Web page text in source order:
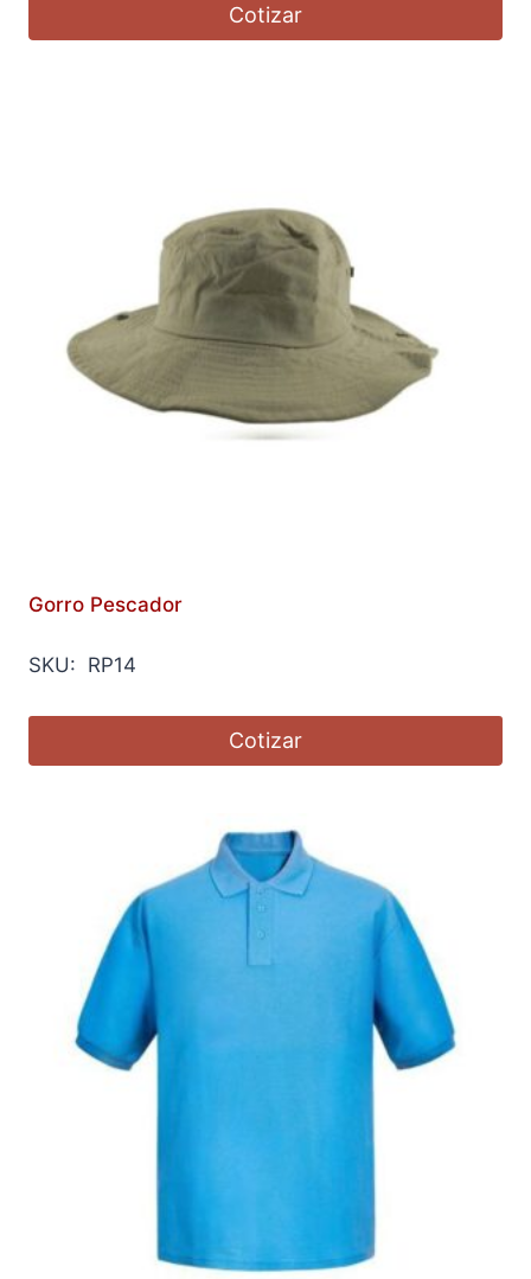
Cotizar
Gorro Pescador
SKU: RP14
Cotizar